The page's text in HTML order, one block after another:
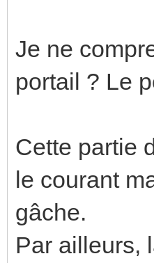
Je ne
portail ? Le
Cette partie
le courant
gâche.
Par ailleurs,